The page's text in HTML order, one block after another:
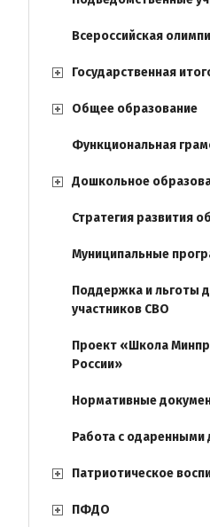
Всероссийская
Государственная
Общее образование
Функциональная
Дошкольное
Стратегия развития
Муниципальные
Поддержка и льготы
участников СВО
Проект «Школа
России»
Нормативные
Работа с одаренными
Патриотическое
ПФДО